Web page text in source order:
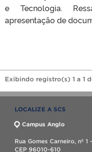
e Tecnologia.
apresentação de
Exibindo registro(s) 1 a 1
LOCALIZE A SCS
Campus Anglo
Rua Gomes Carneiro, nº
CEP 96010-610